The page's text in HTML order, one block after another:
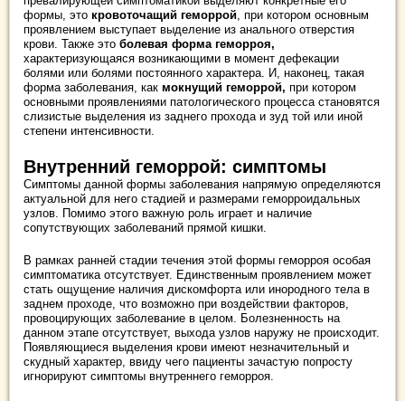
формы, это кровоточащий геморрой, при котором основным
проявлением выступает выделение из анального отверстия
крови. Также это болевая форма геморроя,
характеризующаяся возникающими в момент дефекации
болями или болями постоянного характера. И, наконец, такая
форма заболевания, как мокнущий геморрой, при котором
основными проявлениями патологического процесса становятся
слизистые выделения из заднего прохода и зуд той или иной
степени интенсивности.
Внутренний геморрой: симптомы
Симптомы данной формы заболевания напрямую определяются
актуальной для него стадией и размерами геморроидальных
узлов. Помимо этого важную роль играет и наличие
сопутствующих заболеваний прямой кишки.
В рамках ранней стадии течения этой формы геморроя особая
симптоматика отсутствует. Единственным проявлением может
стать ощущение наличия дискомфорта или инородного тела в
заднем проходе, что возможно при воздействии факторов,
провоцирующих заболевание в целом. Болезненность на
данном этапе отсутствует, выхода узлов наружу не происходит.
Появляющиеся выделения крови имеют незначительный и
скудный характер, ввиду чего пациенты зачастую попросту
игнорируют симптомы внутреннего геморроя.